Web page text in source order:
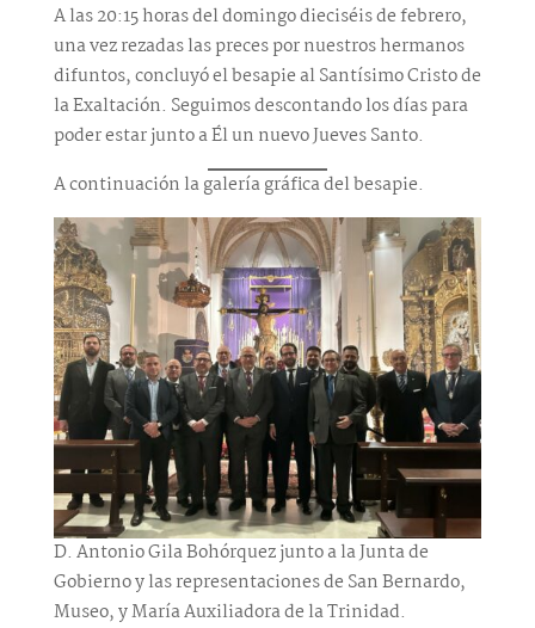
A las 20:15 horas del domingo dieciséis de febrero,
una vez rezadas las preces por nuestros hermanos
difuntos, concluyó el besapie al Santísimo Cristo de
la Exaltación. Seguimos descontando los días para
poder estar junto a Él un nuevo Jueves Santo.
A continuación la galería gráfica del besapie.
D. Antonio Gila Bohórquez junto a la Junta de
Gobierno y las representaciones de San Bernardo,
Museo, y María Auxiliadora de la Trinidad.